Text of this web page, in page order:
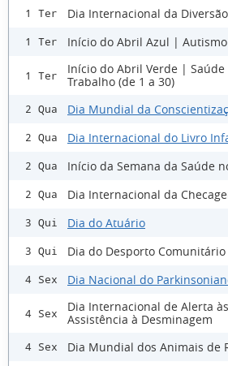
1 Ter Dia Internacional da
1 Ter Início do Abril Azul | Autismo
1 Ter
Início do Abril Verde | Saúde
Trabalho (de 1 a 30)
2 Qua Dia Mundial da
2 Qua Dia Internacional do Livro
2 Qua Início da Semana da Saúde
2 Qua Dia Internacional da
3 Qui Dia do Atuário
3 Qui Dia do Desporto Comunitário
4 Sex Dia Nacional do
4 Sex
Dia Internacional de Alerta
Assistência à Desminagem
4 Sex Dia Mundial dos Animais de